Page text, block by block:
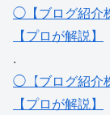
◯【ブログ紹介
【プロが解説】
.
◯【ブログ紹介
【プロが解説】